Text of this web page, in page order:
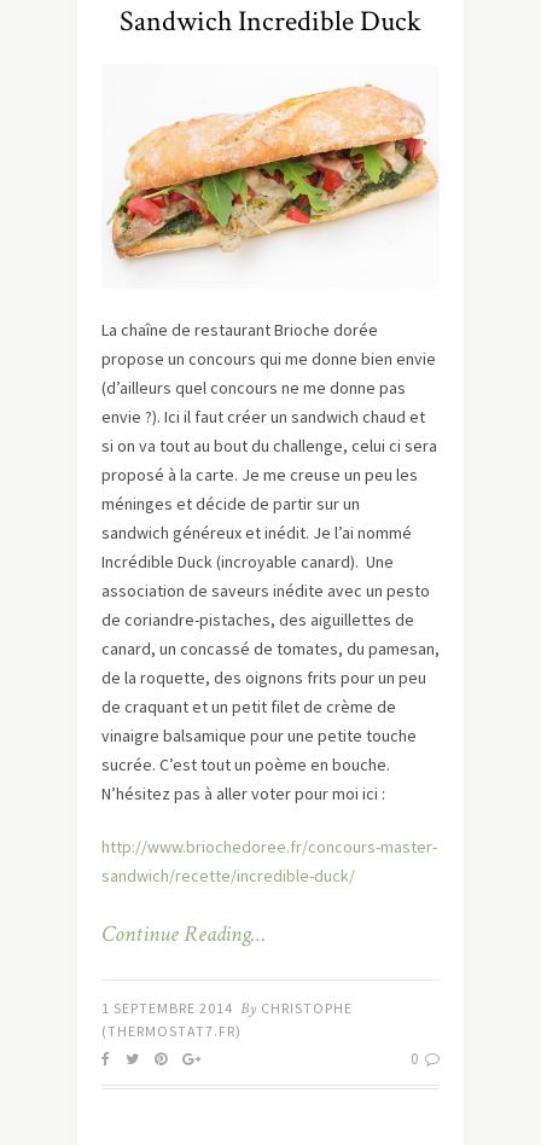
Sandwich Incredible Duck
La chaîne de restaurant Brioche dorée
propose un concours qui me donne bien envie
(d’ailleurs quel concours ne me donne pas
envie ?). Ici il faut créer un sandwich chaud et
si on va tout au bout du challenge, celui ci sera
proposé à la carte. Je me creuse un peu les
méninges et décide de partir sur un
sandwich généreux et inédit. Je l’ai nommé
Incrédible Duck (incroyable canard). Une
association de saveurs inédite avec un pesto
de coriandre-pistaches, des aiguillettes de
canard, un concassé de tomates, du pamesan,
de la roquette, des oignons frits pour un peu
de craquant et un petit filet de crème de
vinaigre balsamique pour une petite touche
sucrée. C’est tout un poème en bouche.
N’hésitez pas à aller voter pour moi ici :
http://www.briochedoree.fr/concours-master-
sandwich/recette/incredible-duck/
Continue Reading…
1 SEPTEMBRE 2014 By CHRISTOPHE
(THERMOSTAT7.FR)
0